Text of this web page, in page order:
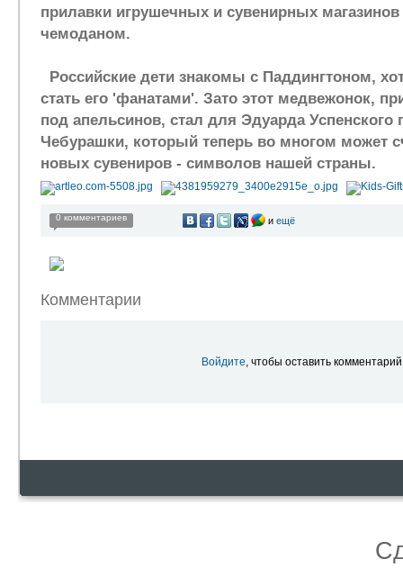
прилавки игрушечных и сувенирных
чемоданом.
Российские дети знакомы с Паддингтоном,
стать его 'фанатами'. Зато этот медвежонок,
под апельсинов, стал для Эдуарда Успенского
Чебурашки, который теперь во многом может
новых сувениров - символов нашей страны.
0 комментариев и ещё
Комментарии
Войдите, чтобы оставить комментарий